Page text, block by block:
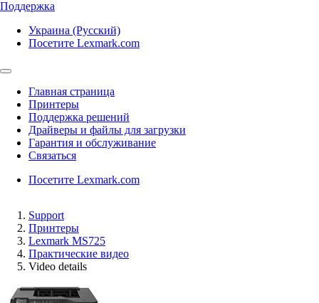
Поддержка
Украина (Русский)
Посетите Lexmark.com
Главная страница
Принтеры
Поддержка решений
Драйверы и файлы для загрузки
Гарантия и обслуживание
Связаться
Посетите Lexmark.com
Support
Принтеры
Lexmark MS725
Практические видео
Video details